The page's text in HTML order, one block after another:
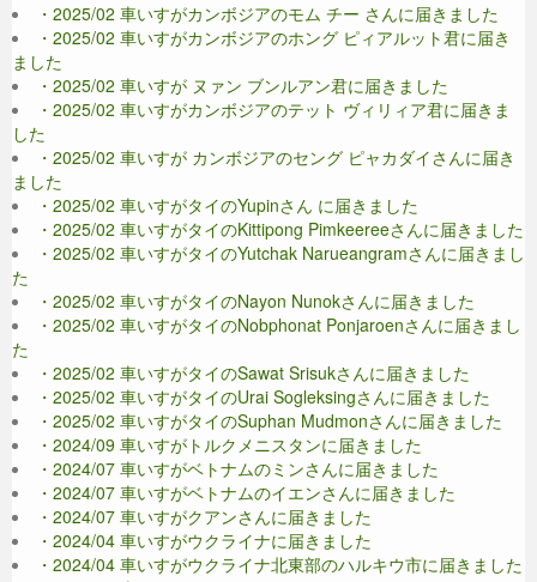
・2025/02 車いすがカンボジアのモム チー さんに届きました
・2025/02 車いすがカンボジアのホング ピィアルット君に届き
ました
・2025/02 車いすが ヌァン ブンルアン君に届きました
・2025/02 車いすがカンボジアのテット ヴィリィア君に届きま
した
・2025/02 車いすが カンボジアのセング ピャカダイさんに届き
ました
・2025/02 車いすがタイのYupinさん に届きました
・2025/02 車いすがタイのKittipong Pimkeereeさんに届きました
・2025/02 車いすがタイのYutchak Narueangramさんに届きまし
た
・2025/02 車いすがタイのNayon Nunokさんに届きました
・2025/02 車いすがタイのNobphonat Ponjaroenさんに届きまし
た
・2025/02 車いすがタイのSawat Srisukさんに届きました
・2025/02 車いすがタイのUrai Sogleksingさんに届きました
・2025/02 車いすがタイのSuphan Mudmonさんに届きました
・2024/09 車いすがトルクメニスタンに届きました
・2024/07 車いすがベトナムのミンさんに届きました
・2024/07 車いすがベトナムのイエンさんに届きました
・2024/07 車いすがクアンさんに届きました
・2024/04 車いすがウクライナに届きました
・2024/04 車いすがウクライナ北東部のハルキウ市に届きました